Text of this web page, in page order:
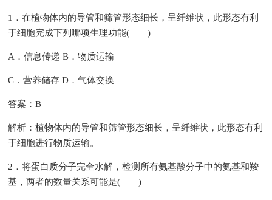
1．在植物体内的导管和筛管形态细长，呈纤维状，此形态有利
于细胞完成下列哪项生理功能( )
A．信息传递 B．物质运输
C．营养储存 D．气体交换
答案：B
解析：植物体内的导管和筛管形态细长，呈纤维状，此形态有利
于细胞进行物质运输。
2．将蛋白质分子完全水解，检测所有氨基酸分子中的氨基和羧
基，两者的数量关系可能是( )